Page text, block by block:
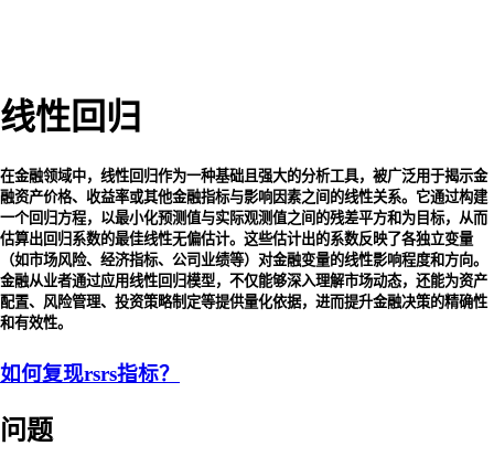
线性回归
在金融领域中，线性回归作为一种基础且强大的分析工具，被广泛用于揭示金
融资产价格、收益率或其他金融指标与影响因素之间的线性关系。它通过构建
一个回归方程，以最小化预测值与实际观测值之间的残差平方和为目标，从而
估算出回归系数的最佳线性无偏估计。这些估计出的系数反映了各独立变量
（如市场风险、经济指标、公司业绩等）对金融变量的线性影响程度和方向。
金融从业者通过应用线性回归模型，不仅能够深入理解市场动态，还能为资产
配置、风险管理、投资策略制定等提供量化依据，进而提升金融决策的精确性
和有效性。
如何复现rsrs指标？
问题